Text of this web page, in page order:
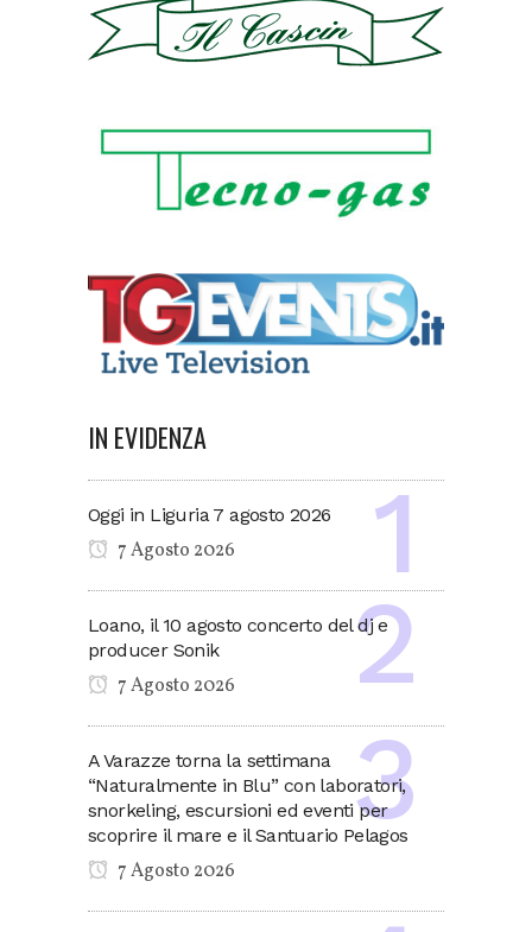
IN EVIDENZA
Oggi in Liguria 7 agosto 2026
7 Agosto 2026
Loano, il 10 agosto concerto del dj e
producer Sonik
7 Agosto 2026
A Varazze torna la settimana
“Naturalmente in Blu” con laboratori,
snorkeling, escursioni ed eventi per
scoprire il mare e il Santuario Pelagos
7 Agosto 2026